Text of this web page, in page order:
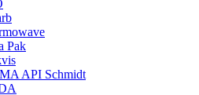
Pak
API Schmidt